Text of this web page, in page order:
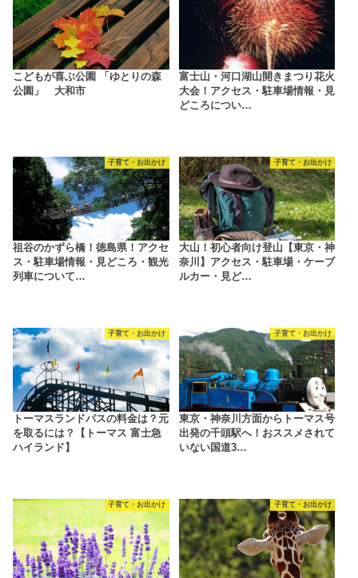
こどもが喜ぶ公園 「ゆとりの森
公園」 大和市
富士山・河口湖山開きまつり花火
大会！アクセス・駐車場情報・見
どころについ…
子育て・お出かけ
祖谷のかずら橋！徳島県！アクセ
ス・駐車場情報・見どころ・観光
列車について…
子育て・お出かけ
大山！初心者向け登山【東京・神
奈川】アクセス・駐車場・ケーブ
ルカー・見ど…
子育て・お出かけ
トーマスランドパスの料金は？元
を取るには？【トーマス 富士急
ハイランド】
子育て・お出かけ
東京・神奈川方面からトーマス号
出発の千頭駅へ！おススメされて
いない国道3…
子育て・お出かけ 子育て・お出かけ